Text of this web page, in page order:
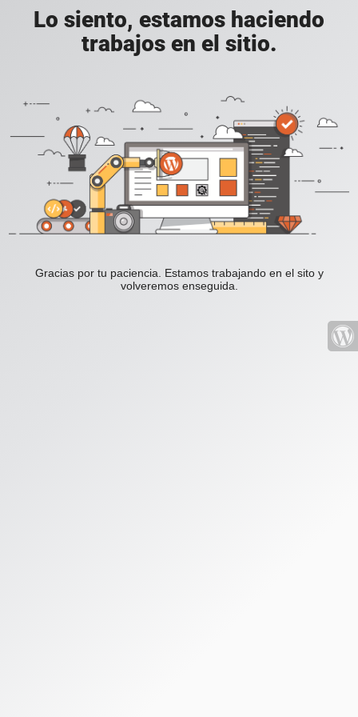
Lo siento, estamos haciendo
trabajos en el sitio.
Gracias por tu paciencia. Estamos trabajando en el sito y
volveremos enseguida.